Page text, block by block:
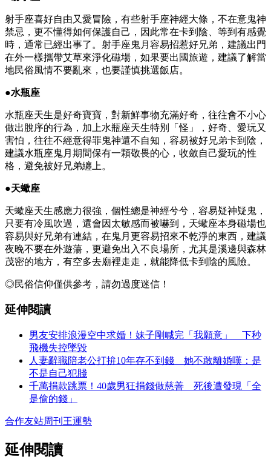
射手座喜好自由又愛冒險，有些射手座神經大條，不在意鬼神
禁忌，更不懂得如何保護自己，因此常在卡到陰、等到有感覺
時，通常已經出事了。射手座鬼月容易招惹好兄弟，建議出門
在外一樣攜帶艾草來淨化磁場，如果要出國旅遊，建議了解當
地民俗風情不要亂來，也要謹慎挑選飯店。
●水瓶座
水瓶座天生是好奇寶寶，對新鮮事物充滿好奇，往往會不小心
做出脫序的行為，加上水瓶座天生特別「怪」，好奇、愛玩又
害怕，往往不經意得罪鬼神還不自知，容易被好兄弟卡到陰，
建議水瓶座鬼月期間保有一顆敬畏的心，收斂自己愛玩的性
格，避免被好兄弟纏上。
●天蠍座
天蠍座天生感應力很強，個性總是神經兮兮，容易疑神疑鬼，
只要有冷風吹過，還會因太敏感而被嚇到，天蠍座本身磁場也
容易與好兄弟有連結，在鬼月更容易招來不乾淨的東西，建議
夜晚不要在外遊蕩，更避免出入不良場所，尤其是溪邊與森林
茂密的地方，有空多去廟裡走走，就能降低卡到陰的風險。
◎民俗信仰僅供參考，請勿過度迷信！
延伸閱讀
男友安排浪漫空中求婚！妹子剛喊完「我願意」 下秒
飛機失控墜毀
人妻辭職陪老公打拚10年存不到錢 她不敢離婚嘆：是
不是自己犯賤
千萬捐款跳票！40歲男狂捐錢做慈善 死後遭發現「全
是偷的錢」
合作友站周刊王運勢
延伸閱讀